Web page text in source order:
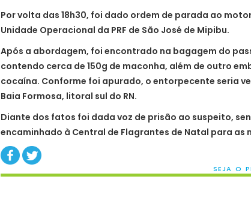
Por volta das 18h30, foi dado ordem de parada ao
Unidade Operacional da PRF de São José de Mipibu.
Após a abordagem, foi encontrado na bagagem do
contendo cerca de 150g de maconha, além de outro
cocaína. Conforme foi apurado, o entorpecente seria
Baia Formosa, litoral sul do RN.
Diante dos fatos foi dada voz de prisão ao suspeito,
encaminhado à Central de Flagrantes de Natal para as
SEJA O